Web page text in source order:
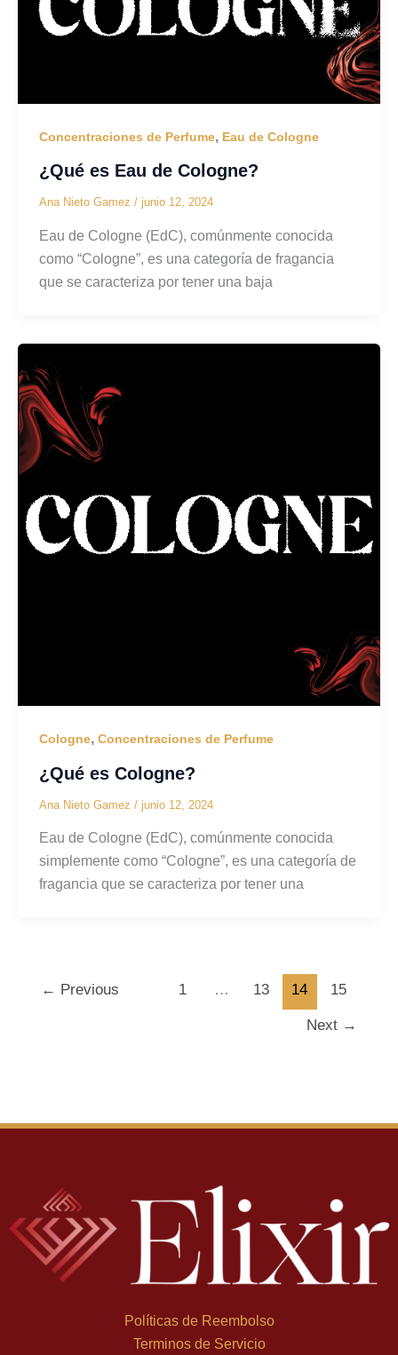
Concentraciones de Perfume, Eau de Cologne
¿Qué es Eau de Cologne?
Ana Nieto Gamez / junio 12, 2024
Eau de Cologne (EdC), comúnmente conocida
como “Cologne”, es una categoría de fragancia
que se caracteriza por tener una baja
Cologne, Concentraciones de Perfume
¿Qué es Cologne?
Ana Nieto Gamez / junio 12, 2024
Eau de Cologne (EdC), comúnmente conocida
simplemente como “Cologne”, es una categoría de
fragancia que se caracteriza por tener una
← Previous 1 … 13 14 15
Next →
Políticas de Reembolso
Terminos de Servicio